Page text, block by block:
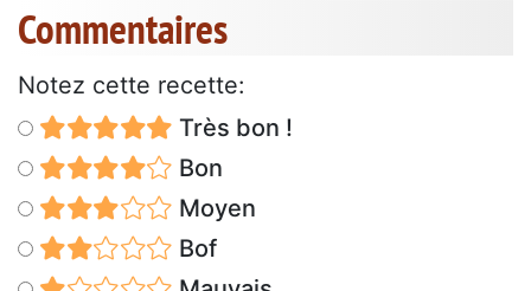
Commentaires
Notez cette recette:
Très bon !
Bon
Moyen
Bof